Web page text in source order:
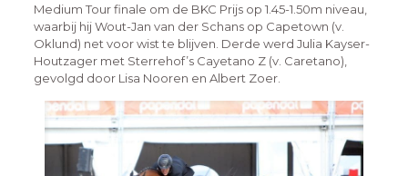
Medium Tour finale om de BKC Prijs op 1.45-1.50m niveau,
waarbij hij Wout-Jan van der Schans op Capetown (v.
Oklund) net voor wist te blijven. Derde werd Julia Kayser-
Houtzager met Sterrehof’s Cayetano Z (v. Caretano),
gevolgd door Lisa Nooren en Albert Zoer.